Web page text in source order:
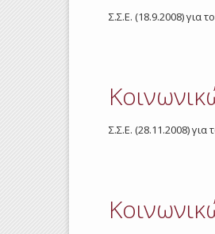
Σ.Σ.Ε. (18.9.2008) για
Σ.Σ.Ε. (28.11.2008)